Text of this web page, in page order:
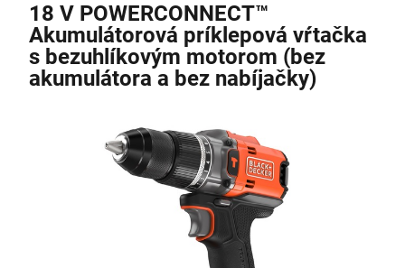
18 V POWERCONNECT™
Akumulátorová príklepová vŕtačka
s bezuhlíkovým motorom (bez
akumulátora a bez nabíjačky)